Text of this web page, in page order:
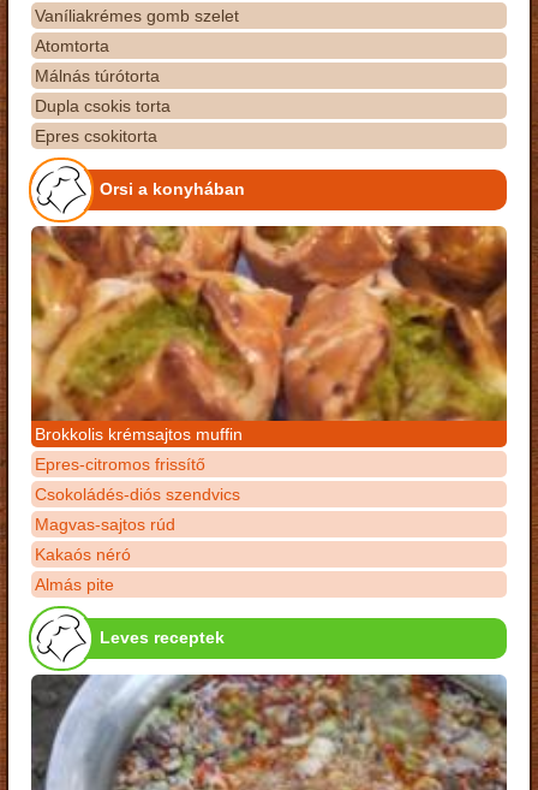
Vaníliakrémes gomb szelet
Atomtorta
Málnás túrótorta
Dupla csokis torta
Epres csokitorta
Orsi a konyhában
Brokkolis krémsajtos muffin
Epres-citromos frissítő
Csokoládés-diós szendvics
Magvas-sajtos rúd
Kakaós néró
Almás pite
Leves receptek